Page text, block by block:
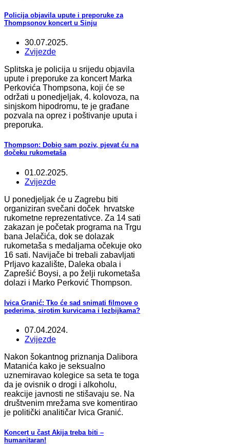
Policija objavila upute i preporuke za
Thompsonov koncert u Sinju
30.07.2025.
Zvijezde
Splitska je policija u srijedu objavila
upute i preporuke za koncert Marka
Perkovića Thompsona, koji će se
održati u ponedjeljak, 4. kolovoza, na
sinjskom hipodromu, te je građane
pozvala na oprez i poštivanje uputa i
preporuka.
Thompson: Dobio sam poziv, pjevat ću na
dočeku rukometaša
01.02.2025.
Zvijezde
U ponedjeljak će u Zagrebu biti
organiziran svečani doček hrvatske
rukometne reprezentativce. Za 14 sati
zakazan je početak programa na Trgu
bana Jelačića, dok se dolazak
rukometaša s medaljama očekuje oko
16 sati. Navijače bi trebali zabavljati
Prljavo kazalište, Daleka obala i
Zaprešić Boysi, a po želji rukometaša
dolazi i Marko Perković Thompson.
Ivica Granić: Tko će sad snimati filmove o
pederima, sirotim kurvicama i lezbijkama?
07.04.2024.
Zvijezde
Nakon šokantnog priznanja Dalibora
Matanića kako je seksualno
uznemiravao kolegice sa seta te toga
da je ovisnik o drogi i alkoholu,
reakcije javnosti ne stišavaju se. Na
društvenim mrežama sve komentirao
je politički analitičar Ivica Granić.
Koncert u čast Akija treba biti –
humanitaran!